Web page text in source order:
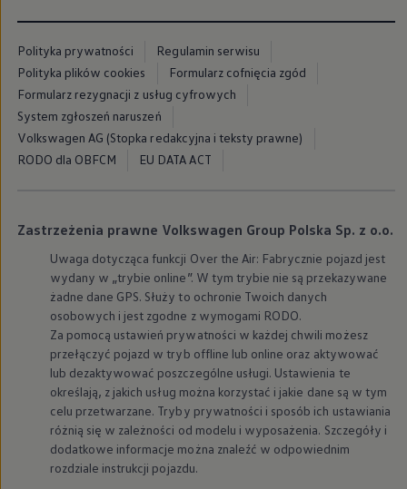
Leasing i najem dla firm
Leasing
Najem
Finansowanie aut używanych
Finansowanie dla firm
Kalkulator finansowy
Kredyt i najem
Kredyt
Najem
Ubezpieczenia komunikacyjne
Ubezpieczenie GAP/RTI
Gwarancje
Zakup i finansowanie dla biznesu
Leasing dla biznesu
Mała flota
Duża flota
Elektromobilność dla firm
Skonfiguruj Volkswagena
Poradnik kupującego
Volkswagen dla biznesu
Serwis, akcesoria i aktualizacje
myVolkswagen
Serwis i części
Przegląd okresowy
Naprawy i przeglądy
Polityka prywatności
Regulamin serwisu
Polityka plików cookies
Formularz cofnięcia zgód
Formularz rezygnacji z usług cyfrowych
System zgłoszeń naruszeń
Volkswagen AG (Stopka redakcyjna i teksty prawne)
RODO dla OBFCM
EU DATA ACT
Zastrzeżenia prawne Volkswagen Group Polska Sp. z o.o.
Uwaga dotycząca funkcji Over the Air: Fabrycznie pojazd jest
wydany w „trybie online”. W tym trybie nie są przekazywane
żadne dane GPS. Służy to ochronie Twoich danych
osobowych i jest zgodne z wymogami RODO.
Za pomocą ustawień prywatności w każdej chwili możesz
przełączyć pojazd w tryb offline lub online oraz aktywować
lub dezaktywować poszczególne usługi. Ustawienia te
określają, z jakich usług można korzystać i jakie dane są w tym
celu przetwarzane. Tryby prywatności i sposób ich ustawiania
różnią się w zależności od modelu i wyposażenia. Szczegóły i
dodatkowe informacje można znaleźć w odpowiednim
rozdziale instrukcji pojazdu.